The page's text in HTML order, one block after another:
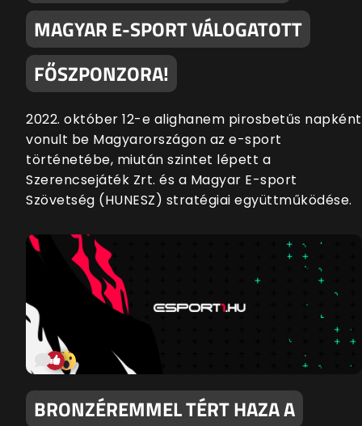
MAGYAR E-SPORT VÁLOGATOTT
FŐSZPONZORA!
2022. október 12-e alighanem pirosbetűs napként
vonult be Magyarországon az e-sport
történetébe, miután szintet lépett a
Szerencsejáték Zrt. és a Magyar E-sport
Szövetség (HUNESZ) stratégiai együttműködése.
BRONZÉREMMEL TÉRT HAZA A